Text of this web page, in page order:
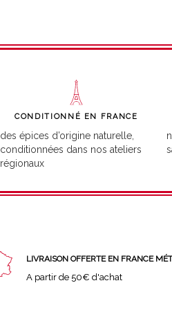
CONDITIONNÉ EN FRANCE
des épices d’origine naturelle,
conditionnées dans nos ateliers
régionaux
LIVRAISON OFFERTE EN FRANCE
A partir de 50€ d'achat